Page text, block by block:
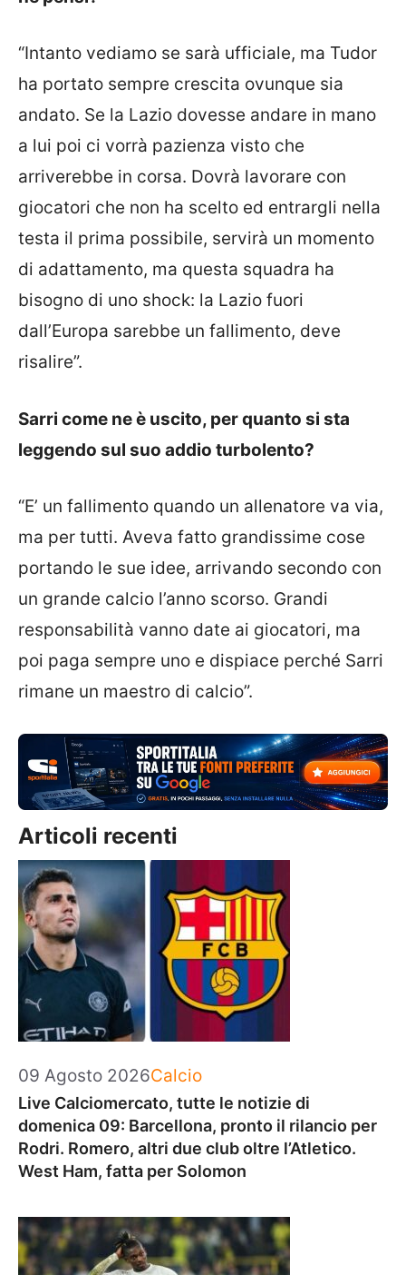
“Intanto vediamo se sarà ufficiale, ma Tudor
ha portato sempre crescita ovunque sia
andato. Se la Lazio dovesse andare in mano
a lui poi ci vorrà pazienza visto che
arriverebbe in corsa. Dovrà lavorare con
giocatori che non ha scelto ed entrargli nella
testa il prima possibile, servirà un momento
di adattamento, ma questa squadra ha
bisogno di uno shock: la Lazio fuori
dall’Europa sarebbe un fallimento, deve
risalire”.
Sarri come ne è uscito, per quanto si sta
leggendo sul suo addio turbolento?
“E’ un fallimento quando un allenatore va via,
ma per tutti. Aveva fatto grandissime cose
portando le sue idee, arrivando secondo con
un grande calcio l’anno scorso. Grandi
responsabilità vanno date ai giocatori, ma
poi paga sempre uno e dispiace perché Sarri
rimane un maestro di calcio”.
Articoli recenti
09 Agosto 2026Categorie
Calcio
Live Calciomercato, tutte le notizie di
domenica 09: Barcellona, pronto il rilancio per
Rodri. Romero, altri due club oltre l’Atletico.
West Ham, fatta per Solomon